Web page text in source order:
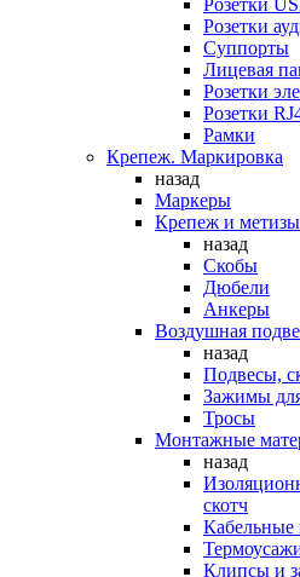
Розетки
Розетки
Суппорты
Лицевая
Розетки
Розетки
Рамки
Крепеж. Маркировка
назад
Маркеры
Крепеж и метизы
назад
Скобы
Дюбели
Анкеры
Воздушная
назад
Подвесы,
Зажимы
Тросы
Монтажные
назад
скотч
Кабельные
Клипсы и